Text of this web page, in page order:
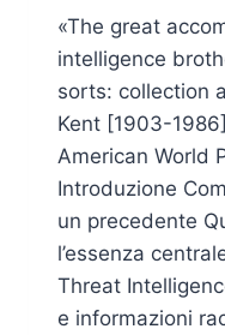
«The great
intelligence
sorts: collection
Kent [1903-
American World
Introduzione
un precedente
l’essenza
Threat
e informazioni